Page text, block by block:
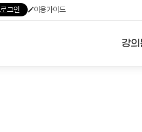
로그인 이용가이드
강